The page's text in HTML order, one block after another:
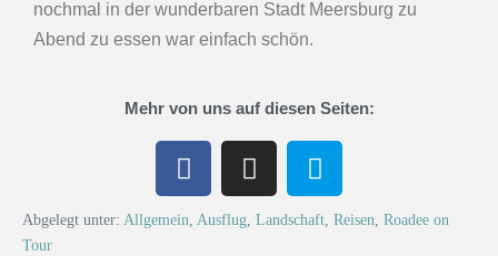
nochmal in der wunderbaren Stadt Meersburg zu
Abend zu essen war einfach schön.
Mehr von uns auf diesen Seiten:
Abgelegt unter: Allgemein, Ausflug, Landschaft, Reisen, Roadee on
Tour